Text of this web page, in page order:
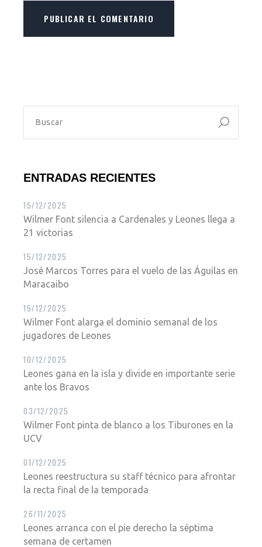
PUBLICAR EL COMENTARIO
ENTRADAS RECIENTES
Wilmer Font silencia a Cardenales y Leones llega a
21 victorias
15/12/2025
José Marcos Torres para el vuelo de las Águilas en
Maracaibo
15/12/2025
Wilmer Font alarga el dominio semanal de los
jugadores de Leones
15/12/2025
Leones gana en la isla y divide en importante serie
ante los Bravos
10/12/2025
Wilmer Font pinta de blanco a los Tiburones en la
UCV
03/12/2025
Leones reestructura su staff técnico para afrontar
la recta final de la temporada
01/12/2025
Leones arranca con el pie derecho la séptima
semana de certamen
26/11/2025